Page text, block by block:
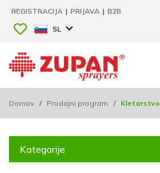
REGISTRACIJA | PRIJAVA | B2B
SL
Domov / Prodajni program / Kletarstvo
Kategorije